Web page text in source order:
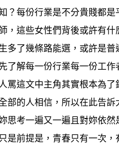
？每份行業是不分貴賤都
，這些女性們背後或許有
多了幾條路能選，或許是
了解每一份行業每一份工作
罵這文中主角其實根本為
部的人相信，所以在此告訴
思考一遍又一遍且對妳依
是前提是，青春只有一次，